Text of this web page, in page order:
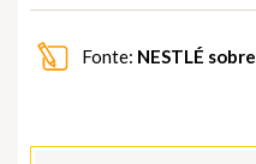
Fonte: NESTLÉ